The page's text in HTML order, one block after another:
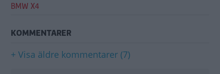
BMW X4
KOMMENTARER
+ Visa äldre kommentarer (7)